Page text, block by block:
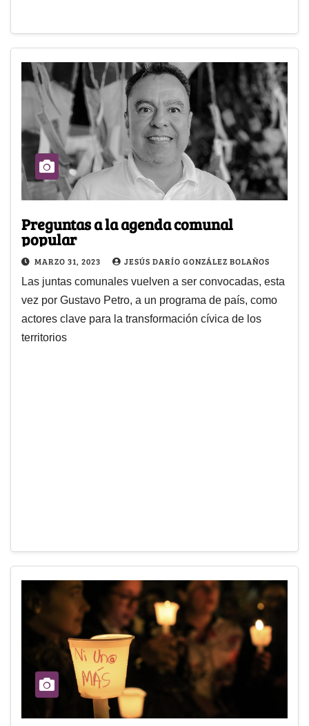
Preguntas a la agenda comunal
popular
MARZO 31, 2023 JESÚS DARÍO GONZÁLEZ BOLAÑOS
Las juntas comunales vuelven a ser convocadas, esta
vez por Gustavo Petro, a un programa de país, como
actores clave para la transformación cívica de los
territorios